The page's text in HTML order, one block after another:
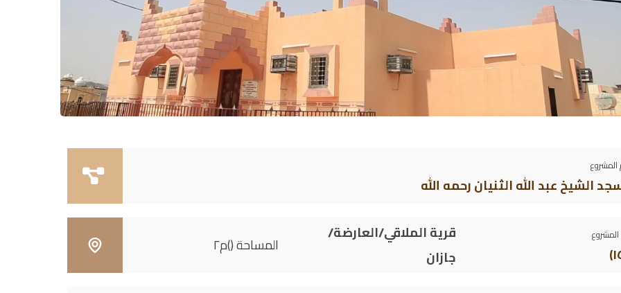
الشيخ عبد الله الثنيانرحمه الله
قرية الملاقي/العارضة/
جازان
المساحة ()م٢